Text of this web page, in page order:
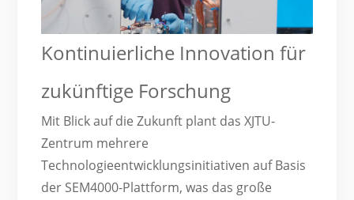
Kontinuierliche Innovation für
zukünftige Forschung
Mit Blick auf die Zukunft plant das XJTU-
Zentrum mehrere
Technologieentwicklungsinitiativen auf Basis
der SEM4000-Plattform, was das große